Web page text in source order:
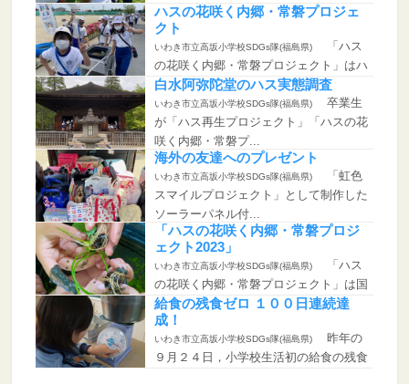
ンコン入りのタラ...
ハスの花咲く内郷・常磐プロジェ
クト
いわき市立高坂小学校SDGs隊(福島県)
「ハス
の花咲く内郷・常磐プロジェクト」はハ
スに関心を持って...
白水阿弥陀堂のハス実態調査
いわき市立高坂小学校SDGs隊(福島県)
卒業生
が「ハス再生プロジェクト」「ハスの花
咲く内郷・常磐プ...
海外の友達へのプレゼント
いわき市立高坂小学校SDGs隊(福島県)
「虹色
スマイルプロジェクト」として制作した
ソーラーパネル付...
「ハスの花咲く内郷・常磐プロジ
ェクト2023」
いわき市立高坂小学校SDGs隊(福島県)
「ハス
の花咲く内郷・常磐プロジェクト」は国
宝白水阿弥陀堂の...
給食の残食ゼロ １００日連続達
成！
いわき市立高坂小学校SDGs隊(福島県)
昨年の
９月２４日，小学校生活初の給食の残食